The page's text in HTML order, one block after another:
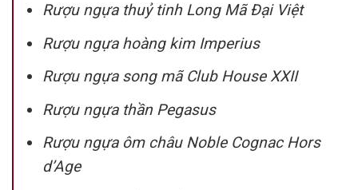
Rượu ngựa thuỷ tinh Long Mã Đại Việt
Rượu ngựa hoàng kim Imperius
Rượu ngựa song mã Club House XXII
Rượu ngựa thần Pegasus
Rượu ngựa ôm châu Noble Cognac Hors
d’Age